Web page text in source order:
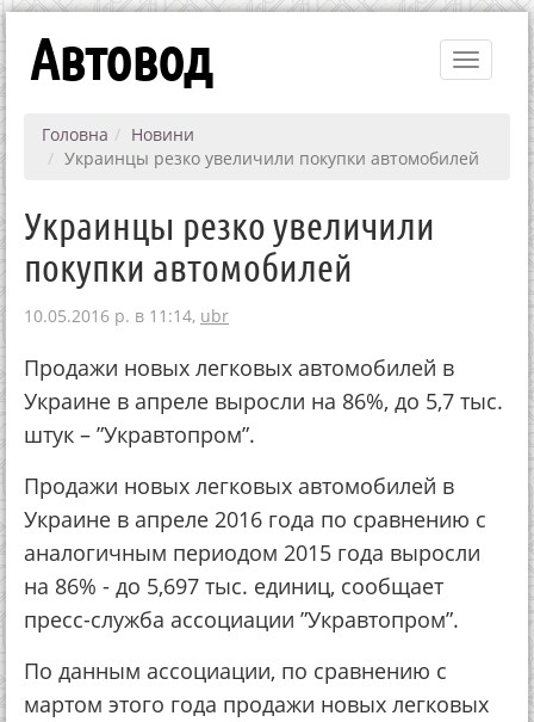
Toggle
Автовод
Головна
Новини
Украинцы резко увеличили покупки автомобилей
Украинцы резко увеличили
покупки автомобилей
10.05.2016 р. в 11:14, ubr
Продажи новых легковых автомобилей в
Украине в апреле выросли на 86%, до 5,7 тыс.
штук – ”Укравтопром”.
Продажи новых легковых автомобилей в
Украине в апреле 2016 года по сравнению с
аналогичным периодом 2015 года выросли
на 86% - до 5,697 тыс. единиц, сообщает
пресс-служба ассоциации ”Укравтопром”.
По данным ассоциации, по сравнению с
мартом этого года продажи новых легковых